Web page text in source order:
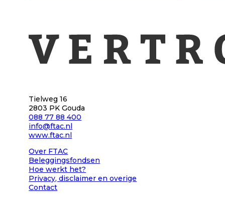
Tielweg 16
2803 PK Gouda
088 77 88 400
info@ftac.nl
www.ftac.nl
Over FTAC
Beleggingsfondsen
Hoe werkt het?
Privacy, disclaimer en overige
Contact